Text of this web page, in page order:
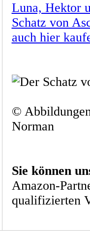
Luna, Hektor
Schatz von
auch hier
©
Norman
Sie können
Amazon-
qualifizierten